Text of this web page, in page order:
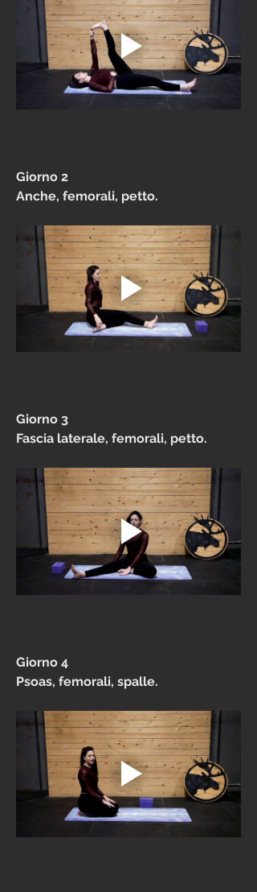
Giorno 2
Anche, femorali, petto.
Giorno 3
Fascia laterale, femorali, petto.
Giorno 4
Psoas, femorali, spalle.